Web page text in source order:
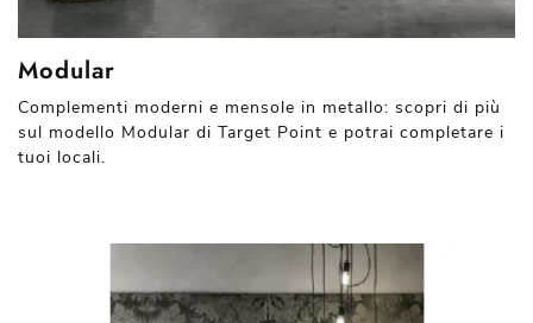
Modular
Complementi moderni e mensole in metallo: scopri di più
sul modello Modular di Target Point e potrai completare i
tuoi locali.